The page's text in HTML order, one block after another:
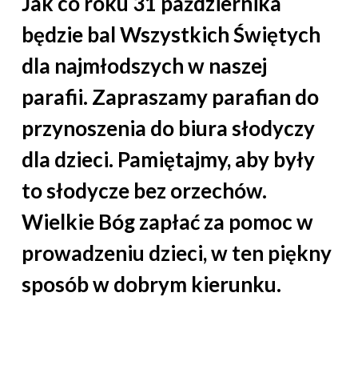
będzie bal Wszystkich Świętych
dla najmłodszych w naszej
parafii. Zapraszamy parafian do
przynoszenia do biura słodyczy
dla dzieci. Pamiętajmy, aby były
to słodycze bez orzechów.
Wielkie Bóg zapłać za pomoc w
prowadzeniu dzieci, w ten piękny
sposób w dobrym kierunku.